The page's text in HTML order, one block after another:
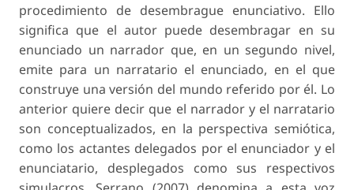
procedimiento de desembrague enunciativo. Ello
significa que el autor puede desembragar en su
enunciado un narrador que, en un segundo nivel,
emite para un narratario el enunciado, en el que
construye una versión del mundo referido por él. Lo
anterior quiere decir que el narrador y el narratario
son conceptualizados, en la perspectiva semiótica,
como los actantes delegados por el enunciador y el
enunciatario, desplegados como sus respectivos